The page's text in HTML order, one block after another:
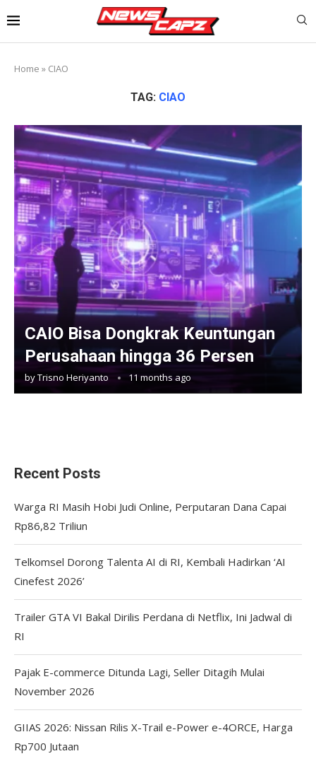
Home » CIAO
TAG: CIAO
CAIO Bisa Dongkrak Keuntungan
Perusahaan hingga 36 Persen
byTrisno Heriyanto 11 months ago
Recent Posts
Warga RI Masih Hobi Judi Online, Perputaran Dana Capai
Rp86,82 Triliun
Telkomsel Dorong Talenta AI di RI, Kembali Hadirkan ‘AI
Cinefest 2026’
Trailer GTA VI Bakal Dirilis Perdana di Netflix, Ini Jadwal di
RI
Pajak E-commerce Ditunda Lagi, Seller Ditagih Mulai
November 2026
GIIAS 2026: Nissan Rilis X-Trail e-Power e-4ORCE, Harga
Rp700 Jutaan